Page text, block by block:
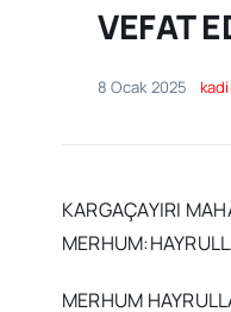
VEFAT
8 Ocak 2025
KARGAÇAYIRI
MERHUM